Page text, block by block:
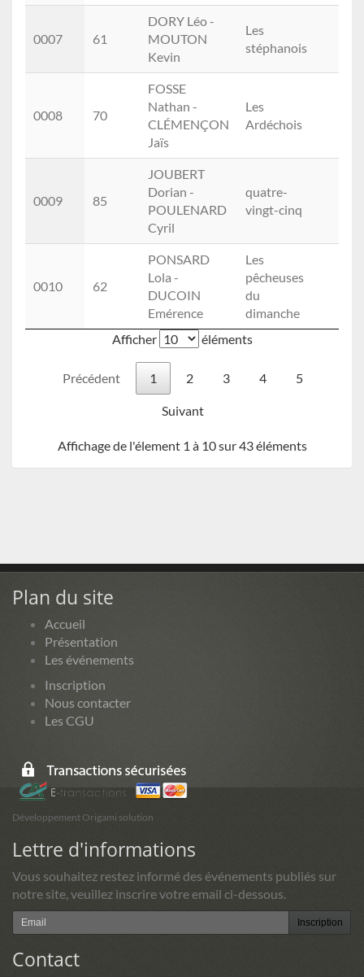
0007 61
DORY Léo -
MOUTON
Kevin
Les
stéphanois
0008 70
FOSSE
Nathan -
CLÉMENÇON
Jaïs
Les
Ardéchois
0009 85
JOUBERT
Dorian -
POULENARD
Cyril
quatre-
vingt-cinq
0010 62
PONSARD
Lola -
DUCOIN
Emérence
Les
pêcheuses
du
dimanche
Afficher
éléments
Précédent 1 2 3 4 5
Suivant
Affichage de l'élement 1 à 10 sur 43 éléments
Plan du site
Accueil
Présentation
Les événements
Inscription
Nous contacter
Les CGU
Développement Origami solution
Lettre d'informations
Vous souhaitez restez informé des événements publiés sur
notre site, veuillez inscrire votre email ci-dessous.
Inscription
Contact